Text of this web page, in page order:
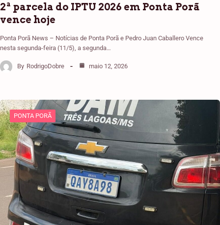
2ª parcela do IPTU 2026 em Ponta Porã
vence hoje
Ponta Porã News – Notícias de Ponta Porã e Pedro Juan Caballero Vence
nesta segunda-feira (11/5), a segunda…
By RodrigoDobre maio 12, 2026
PONTA PORÃ